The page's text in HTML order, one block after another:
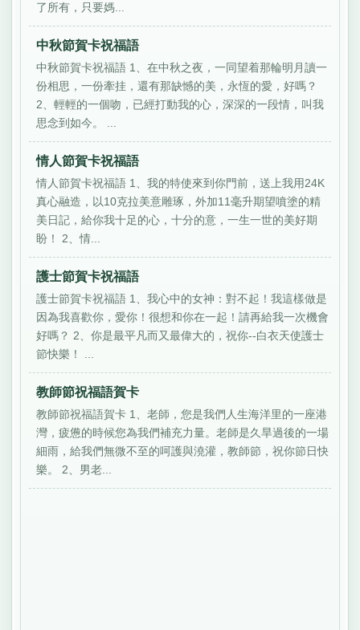
了所有，只要媽...
中秋節賀卡祝福語
中秋節賀卡祝福語 1、在中秋之夜，一同望着那輪明月讀一
份相思，一份牽挂，還有那缺憾的美，永恆的愛，好嗎？
2、輕輕的一個吻，已經打動我的心，深深的一段情，叫我
思念到如今。 ...
情人節賀卡祝福語
情人節賀卡祝福語 1、我的特使來到你門前，送上我用24K
真心融造，以10克拉美意雕琢，外加11毫升期望噴塗的精
美日記，給你我十足的心，十分的意，一生一世的美好期
盼！ 2、情...
護士節賀卡祝福語
護士節賀卡祝福語 1、我心中的女神：對不起！我這樣做是
因為我喜歡你，愛你！很想和你在一起！請再給我一次機會
好嗎？ 2、你是最平凡而又最偉大的，祝你--白衣天使護士
節快樂！ ...
教師節祝福語賀卡
教師節祝福語賀卡 1、老師，您是我們人生海洋里的一座港
灣，疲憊的時候您為我們補充力量。老師是久旱過後的一場
細雨，給我們無微不至的呵護與澆灌，教師節，祝你節日快
樂。 2、男老...